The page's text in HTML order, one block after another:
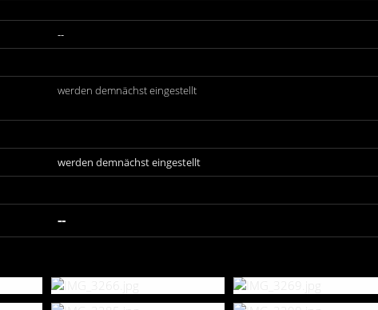
--
werden demnächst eingestellt
werden demnächst eingestellt
--